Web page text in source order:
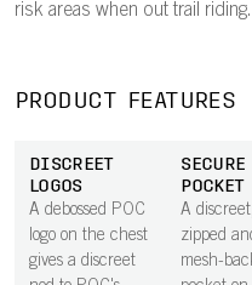
risk areas when out trail riding.
PRODUCT FEATURES
DISCREET
LOGOS
A debossed POC
logo on the chest
gives a discreet
SECURE
POCKET
A discreet,
zipped
mesh-